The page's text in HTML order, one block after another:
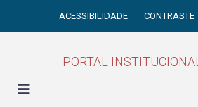
ACESSIBILIDADE CONTRASTE
PORTAL INSTITUCIONAL